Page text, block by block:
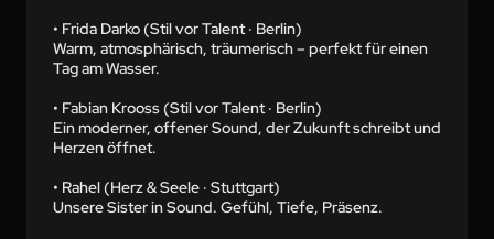
• Frida Darko (Stil vor Talent · Berlin)
Warm, atmosphärisch, träumerisch – perfekt für einen
Tag am Wasser.
• Fabian Krooss (Stil vor Talent · Berlin)
Ein moderner, offener Sound, der Zukunft schreibt und
Herzen öffnet.
• Rahel (Herz & Seele · Stuttgart)
Unsere Sister in Sound. Gefühl, Tiefe, Präsenz.